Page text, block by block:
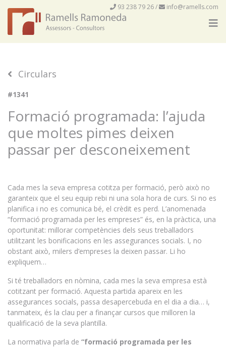
93 238 79 26/ info@ramells.com
Circulars
#1341
Formació programada: l’ajuda
que moltes pimes deixen
passar per desconeixement
Cada mes la seva empresa cotitza per formació, però això no
garanteix que el seu equip rebi ni una sola hora de curs. Si no es
planifica i no es comunica bé, el crèdit es perd. L’anomenada
“formació programada per les empreses” és, en la pràctica, una
oportunitat: millorar competències dels seus treballadors
utilitzant les bonificacions en les assegurances socials. I, no
obstant això, milers d’empreses la deixen passar. Li ho
expliquem…
Si té treballadors en nòmina, cada mes la seva empresa està
cotitzant per formació. Aquesta partida apareix en les
assegurances socials, passa desapercebuda en el dia a dia… i,
tanmateix, és la clau per a finançar cursos que milloren la
qualificació de la seva plantilla.
La normativa parla de “formació programada per les